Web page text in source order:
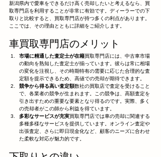
新潟県内で愛車をできるだけ高く売却したいと考えるなら、買
取専門店を利用することが非常に有効です。ディーラーでの下
取りと比較すると、買取専門店が持つ多くの利点があります。
ここでは、その理由とともに詳細をご紹介します。
車買取専門店のメリット
市場に精通した査定士が在籍買取専門店には、中古車市場
の動向を熟知した査定士が揃っています。彼らは常に相場
の変化を注視し、その時期特有の需要に応じた合理的な査
定額を提示できるため、高値での売却が期待できます。
競争から得る高い査定額数社の買取店で査定を受けること
で、各業者の競争が生まれます。この競争は、高額査定を
引き出すための重要な要素となり得るのです。実際、多く
の売却者がこの師から利益を得ています。
多彩なサービスが充実買取専門店では車の売却に関連する
多種多様なサービスを提供しています。オンライン査定や
出張査定、さらに即日現金化など、顧客のニーズに合わせ
た柔軟な対応が魅力的です。